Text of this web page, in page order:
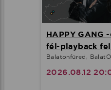
HAPPY GANG
fél-playback
Balatonfüred,
2026.08.12